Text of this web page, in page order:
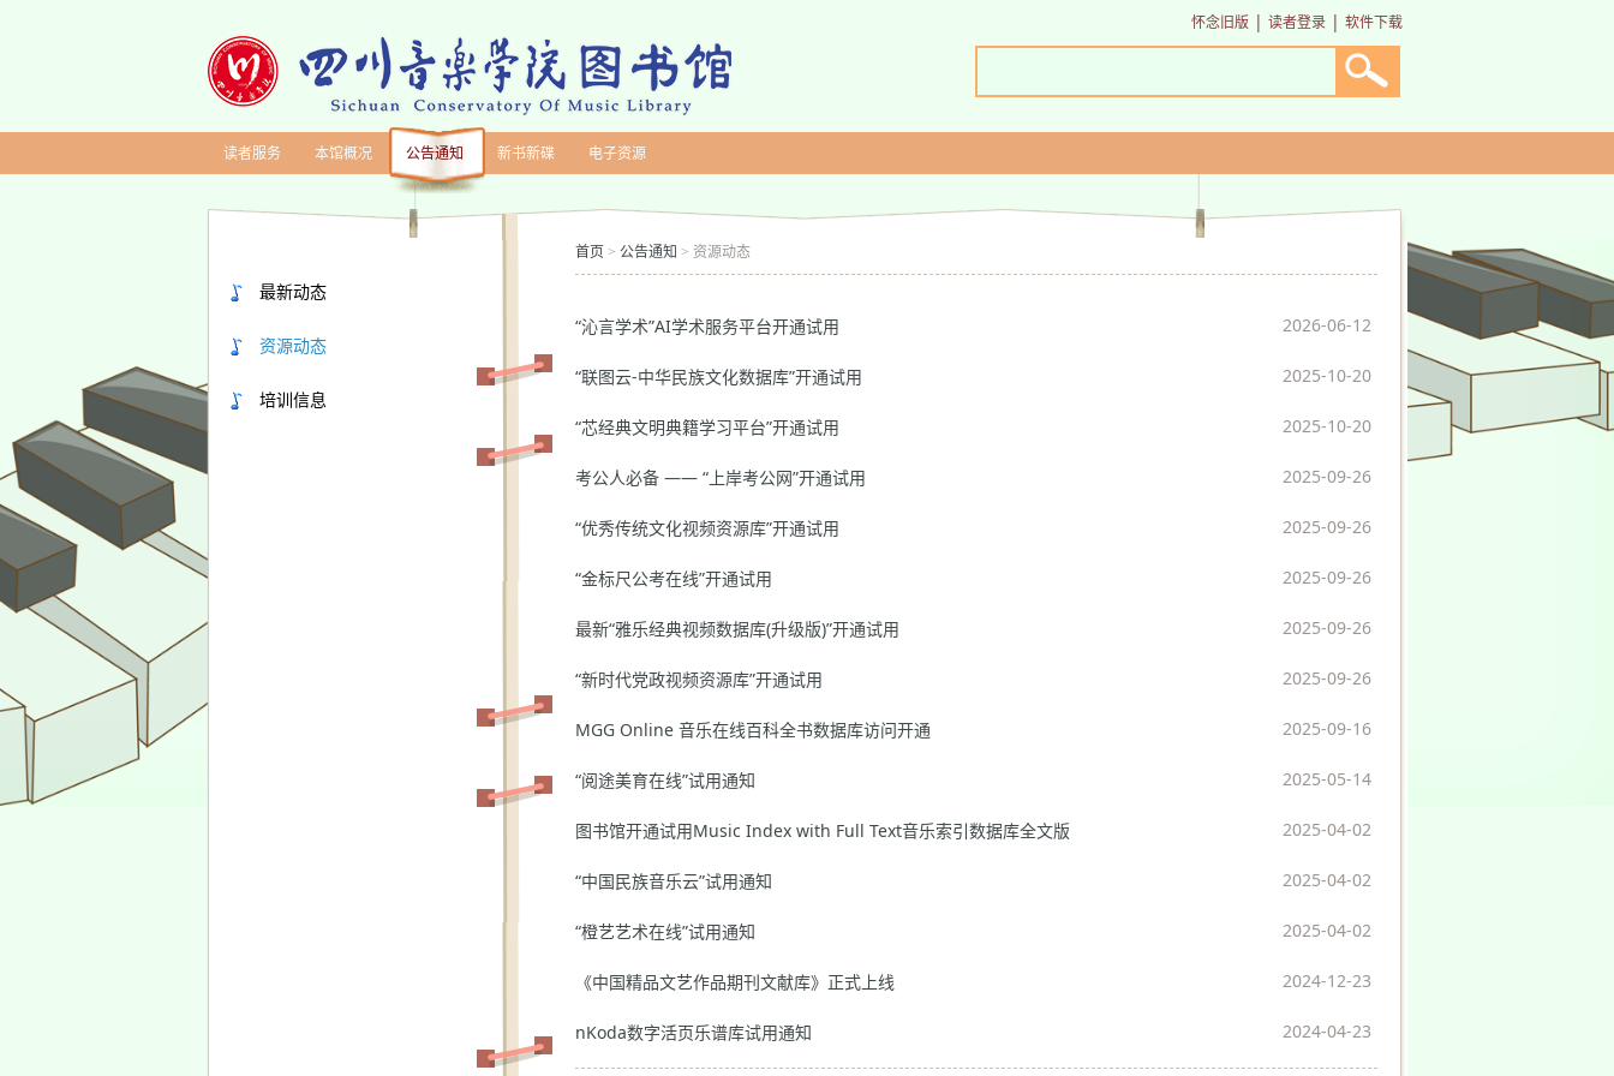
怀念旧版 | 读者登录 | 软件下载
读者服务 本馆概况 公告通知 新书新碟 电子资源
最新动态
资源动态
培训信息
首页 > 公告通知 > 资源动态
“沁言学术”AI学术服务平台开通试用 2026-06-12
“联图云-中华民族文化数据库”开通试用 2025-10-20
“芯经典文明典籍学习平台”开通试用 2025-10-20
考公人必备 —— “上岸考公网”开通试用 2025-09-26
“优秀传统文化视频资源库”开通试用 2025-09-26
“金标尺公考在线”开通试用 2025-09-26
最新“雅乐经典视频数据库(升级版)”开通试用 2025-09-26
“新时代党政视频资源库”开通试用 2025-09-26
MGG Online 音乐在线百科全书数据库访问开通 2025-09-16
“阅途美育在线”试用通知 2025-05-14
图书馆开通试用Music Index with Full Text音乐索引数据库全文版 2025-04-02
“中国民族音乐云”试用通知 2025-04-02
“橙艺艺术在线”试用通知 2025-04-02
《中国精品文艺作品期刊文献库》正式上线 2024-12-23
nKoda数字活页乐谱库试用通知 2024-04-23